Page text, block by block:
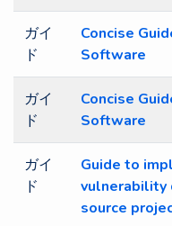
ガイ
ド
Concise
Software
ガイ
ド
Concise
Software
ガイ
ド
Guide to
vulnerability
source